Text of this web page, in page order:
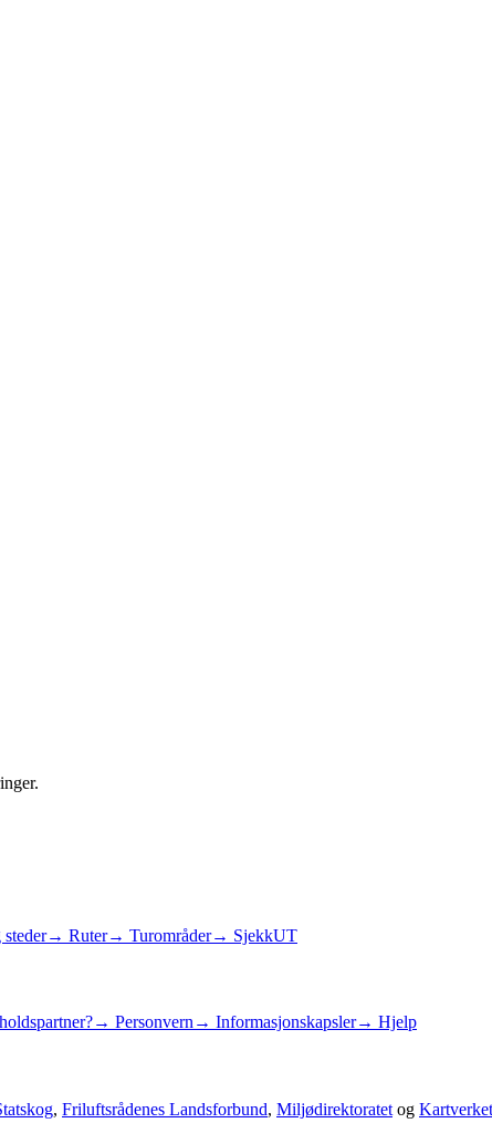
→ Ruter→ Turområder→ SjekkUT
→ Personvern → Informasjonskapsler→ Hjelp
, Friluftsrådenes Landsforbund, Miljødirektoratet og Kartverket